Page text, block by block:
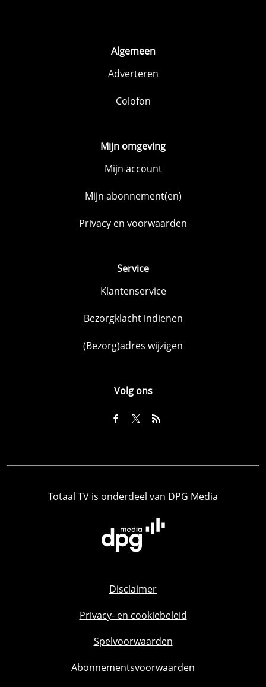
Algemeen
Adverteren
Colofon
Mijn omgeving
Mijn account
Mijn abonnement(en)
Privacy en voorwaarden
Service
Klantenservice
Bezorgklacht indienen
(Bezorg)adres wijzigen
Volg ons
Totaal TV is onderdeel van DPG Media
Disclaimer
Privacy- en cookiebeleid
Spelvoorwaarden
Abonnementsvoorwaarden